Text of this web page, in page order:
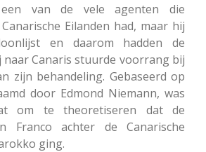
van de vele agenten die
Eilanden had, maar hij
en daarom hadden de
Canaris stuurde voorrang bij
zijn behandeling. Gebaseerd op
door Edmond Niemann, was
om te theoretiseren dat de
Franco achter de Canarische
ging.